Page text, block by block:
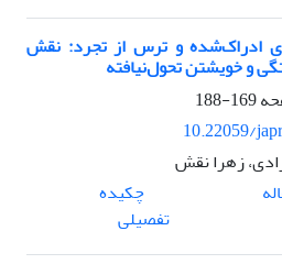
ادراک‌شده و ترس از تجرد: نقش
و خویشتن تحول‌نیافته
169-188
10.22059/
زهرا نقش
چکیده
تفصیلی